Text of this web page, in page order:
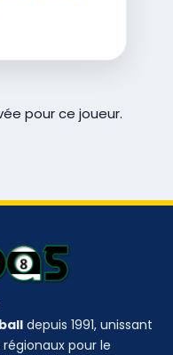
pour ce joueur.
depuis 1991, unissant
pour le